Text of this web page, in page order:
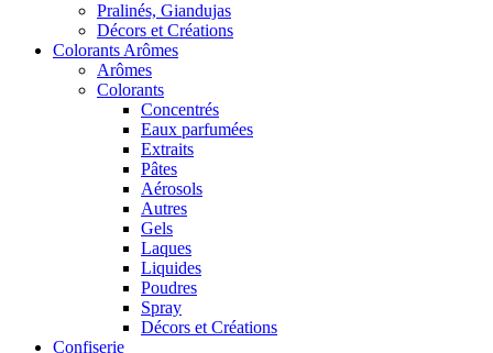
Pralinés, Giandujas
Décors et Créations
Colorants Arômes
Arômes
Colorants
Concentrés
Eaux parfumées
Extraits
Pâtes
Aérosols
Autres
Gels
Laques
Liquides
Poudres
Spray
Décors et Créations
Confiserie